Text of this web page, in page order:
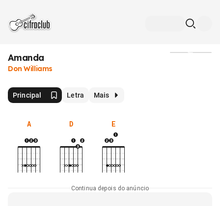
Amanda
Don Williams
Principal Letra Mais
A D E
Continua depois do anúncio